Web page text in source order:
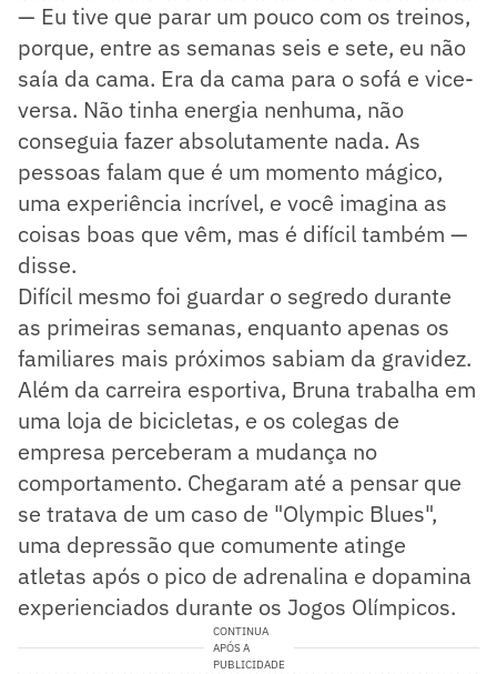
— Eu tive que parar um pouco com os treinos,
porque, entre as semanas seis e sete, eu não
saía da cama. Era da cama para o sofá e vice-
versa. Não tinha energia nenhuma, não
conseguia fazer absolutamente nada. As
pessoas falam que é um momento mágico,
uma experiência incrível, e você imagina as
coisas boas que vêm, mas é difícil também —
disse.
Difícil mesmo foi guardar o segredo durante
as primeiras semanas, enquanto apenas os
familiares mais próximos sabiam da gravidez.
Além da carreira esportiva, Bruna trabalha em
uma loja de bicicletas, e os colegas de
empresa perceberam a mudança no
comportamento. Chegaram até a pensar que
se tratava de um caso de "Olympic Blues",
uma depressão que comumente atinge
atletas após o pico de adrenalina e dopamina
experienciados durante os Jogos Olímpicos.
CONTINUA
APÓS A
PUBLICIDADE